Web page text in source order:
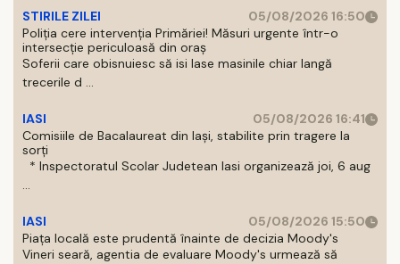
STIRILE ZILEI
05/08/2026 16:50
Poliția cere intervenția Primăriei! Măsuri urgente într-o
intersecție periculoasă din oraș
Soferii care obisnuiesc să isi lase masinile chiar langă
trecerile d ...
IASI
05/08/2026 16:41
Comisiile de Bacalaureat din Iași, stabilite prin tragere la
sorți
* Inspectoratul Scolar Judetean Iasi organizează joi, 6 aug
...
IASI
05/08/2026 15:50
Piața locală este prudentă înainte de decizia Moody's
Vineri seară, agentia de evaluare Moody's urmează să